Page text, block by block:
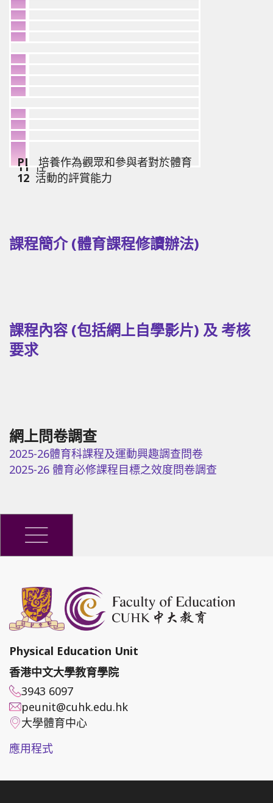
1) 知識(認知範疇)
PLO
PLO
2
PLO
3
PLO
4
2) 技巧 (運動範疇)
PLO
5
PLO
6
PLO
7
PLO
8
3) 價值觀/態度(態度範疇)
PLO
9
PLO
10
體能運動
11
性
PLO
12
培養作為觀眾和參與者對於體育
活動的評賞能力
課程簡介 (體育課程修讀辦法)
課程內容 (包括網上自學影片) 及 考核
要求
網上問卷調查
2025-26體育科課程及運動興趣調查問卷
2025-26 體育必修課程目標之效度問卷調查
Physical Education Unit
香港中文大學教育學院
3943 6097
peunit@cuhk.edu.hk
大學體育中心
應用程式